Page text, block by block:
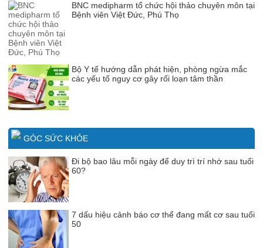
BNC medipharm tổ chức hội thảo chuyên môn tại
Bệnh viên Việt Đức, Phú Thọ
Bộ Y tế hướng dẫn phát hiện, phòng ngừa mắc
các yếu tố nguy cơ gây rối loạn tâm thần
GÓC SỨC KHỎE
Đi bộ bao lâu mỗi ngày để duy trì trí nhớ sau tuổi
60?
7 dấu hiệu cảnh báo cơ thể đang mất cơ sau tuổi
50